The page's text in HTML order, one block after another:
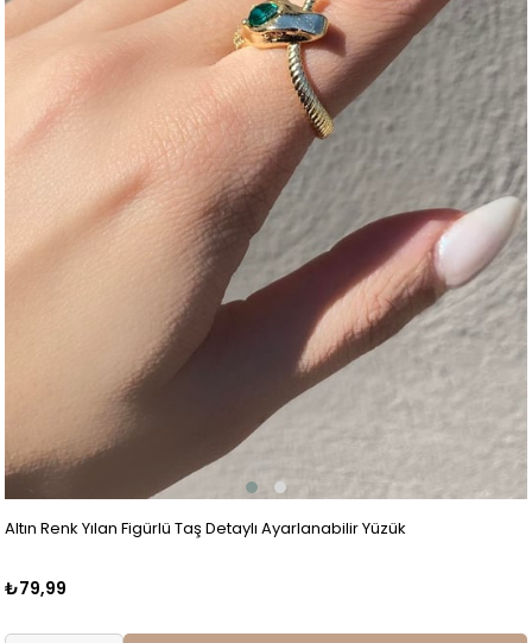
Altın Renk Yılan Figürlü Taş Detaylı Ayarlanabilir Yüzük
₺79,99